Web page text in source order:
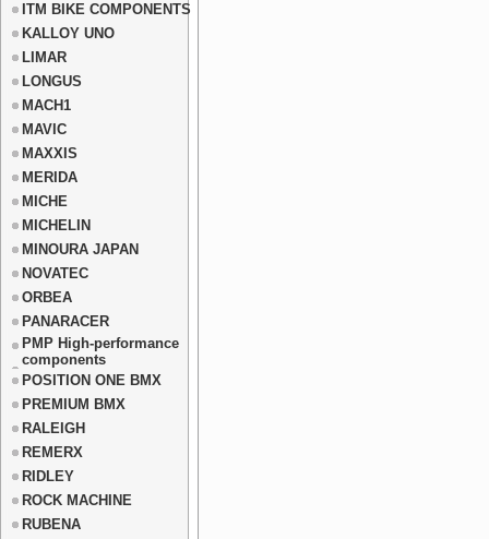
ITM BIKE COMPONENTS
KALLOY UNO
LIMAR
LONGUS
MACH1
MAVIC
MAXXIS
MERIDA
MICHE
MICHELIN
MINOURA JAPAN
NOVATEC
ORBEA
PANARACER
PMP High-performance
components
POSITION ONE BMX
PREMIUM BMX
RALEIGH
REMERX
RIDLEY
ROCK MACHINE
RUBENA